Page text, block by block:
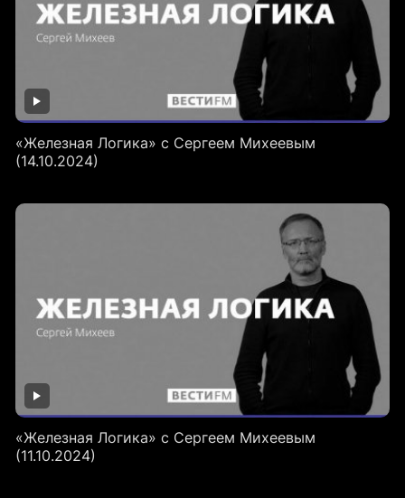
«Железная Логика» с Сергеем Михеевым
(14.10.2024)
«Железная Логика» с Сергеем Михеевым
(11.10.2024)